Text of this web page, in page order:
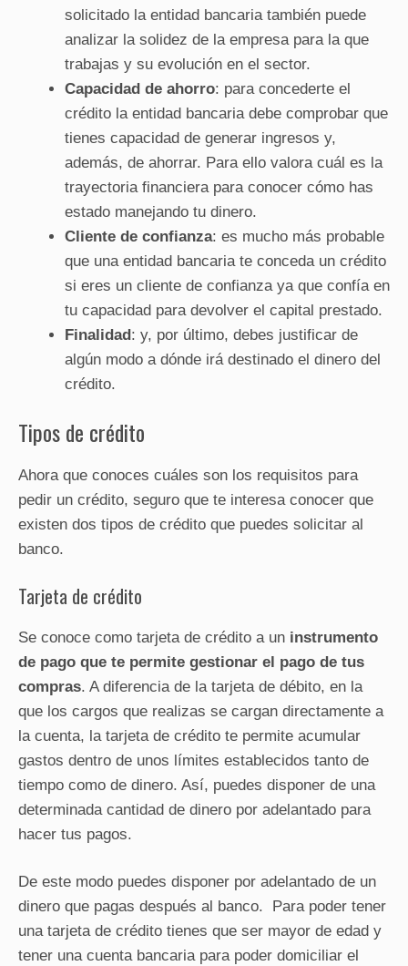
solicitado la entidad bancaria también puede
analizar la solidez de la empresa para la que
trabajas y su evolución en el sector.
Capacidad de ahorro: para concederte el
crédito la entidad bancaria debe comprobar que
tienes capacidad de generar ingresos y,
además, de ahorrar. Para ello valora cuál es la
trayectoria financiera para conocer cómo has
estado manejando tu dinero.
Cliente de confianza: es mucho más probable
que una entidad bancaria te conceda un crédito
si eres un cliente de confianza ya que confía en
tu capacidad para devolver el capital prestado.
Finalidad: y, por último, debes justificar de
algún modo a dónde irá destinado el dinero del
crédito.
Tipos de crédito
Ahora que conoces cuáles son los requisitos para
pedir un crédito, seguro que te interesa conocer que
existen dos tipos de crédito que puedes solicitar al
banco.
Tarjeta de crédito
Se conoce como tarjeta de crédito a un instrumento
de pago que te permite gestionar el pago de tus
compras. A diferencia de la tarjeta de débito, en la
que los cargos que realizas se cargan directamente a
la cuenta, la tarjeta de crédito te permite acumular
gastos dentro de unos límites establecidos tanto de
tiempo como de dinero. Así, puedes disponer de una
determinada cantidad de dinero por adelantado para
hacer tus pagos.
De este modo puedes disponer por adelantado de un
dinero que pagas después al banco. Para poder tener
una tarjeta de crédito tienes que ser mayor de edad y
tener una cuenta bancaria para poder domiciliar el